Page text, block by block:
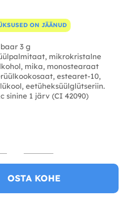
ON JÄÄNUD
3 g
mikrokristalne
mika, monostearaat
estearet-10,
eetüheksüülglütseriin.
sinine 1 järv (CI 42090)
OSTA KOHE